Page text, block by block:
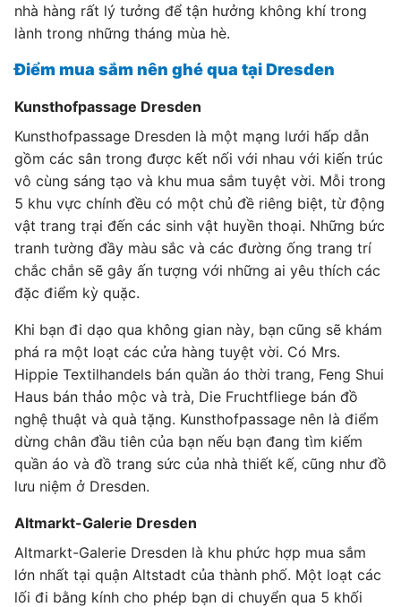
nhà hàng rất lý tưởng để tận hưởng không khí trong
lành trong những tháng mùa hè.
Điểm mua sắm nên ghé qua tại Dresden
Kunsthofpassage Dresden
Kunsthofpassage Dresden là một mạng lưới hấp dẫn
gồm các sân trong được kết nối với nhau với kiến ​​trúc
vô cùng sáng tạo và khu mua sắm tuyệt vời. Mỗi trong
5 khu vực chính đều có một chủ đề riêng biệt, từ động
vật trang trại đến các sinh vật huyền thoại. Những bức
tranh tường đầy màu sắc và các đường ống trang trí
chắc chắn sẽ gây ấn tượng với những ai yêu thích các
đặc điểm kỳ quặc.
Khi bạn đi dạo qua không gian này, bạn cũng sẽ khám
phá ra một loạt các cửa hàng tuyệt vời. Có Mrs.
Hippie Textilhandels bán quần áo thời trang, Feng Shui
Haus bán thảo mộc và trà, Die Fruchtfliege bán đồ
nghệ thuật và quà tặng. Kunsthofpassage nên là điểm
dừng chân đầu tiên của bạn nếu bạn đang tìm kiếm
quần áo và đồ trang sức của nhà thiết kế, cũng như đồ
lưu niệm ở Dresden.
Altmarkt-Galerie Dresden
Altmarkt-Galerie Dresden là khu phức hợp mua sắm
lớn nhất tại quận Altstadt của thành phố. Một loạt các
lối đi bằng kính cho phép bạn di chuyển qua 5 khối